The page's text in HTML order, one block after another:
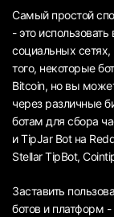
Самый простой
- это
социальных
того, некоторые
Bitcoin, но вы
через различные
ботам для сбора
и TipJar Bot на
Stellar TipBot,
Заставить
ботов и платформ